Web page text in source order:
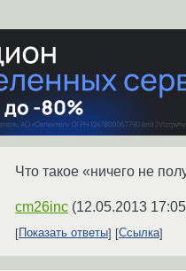
Что такое «ничего не
cm26inc (12.05.2013
Показать ответы Ссылка